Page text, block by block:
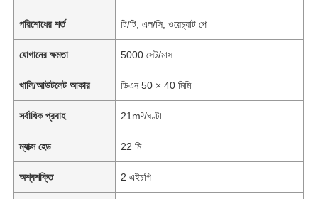
পরিশোধের শর্ত টি/টি, এল/সি, ওয়েচ্যাট পে
যোগানের ক্ষমতা 5000 সেট/মাস
খালি/আউটলেট আকার ডিএন 50 × 40 মিমি
সর্বাধিক প্রবাহ 21m³/ঘণ্টা
ম্যাক্স হেড 22 মি
অশ্বশক্তি 2 এইচপি